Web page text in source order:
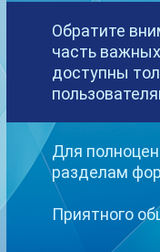
вы ищите помощь по
только клиентам.
Опубликовано
HotSuzi
Спасибо за содействие
Обратите
часть
доступны
Для
разделам
Приятного